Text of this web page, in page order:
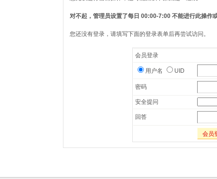
对不起，管理员设置了每日 00:00-7:00 不能进行此操作
您还没有登录，请填写下面的登录表单后再尝试访问。
会员登录
用户名 UID
密码
安全提问
回答
会员